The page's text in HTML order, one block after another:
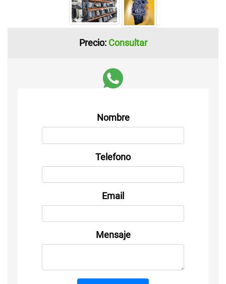
Precio: Consultar
Nombre
Telefono
Email
Mensaje